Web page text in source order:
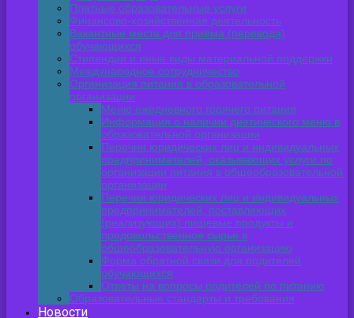
Платные образовательные услуги
Финансово-хозяйственная деятельность
Вакантные места для приёма (перевода)
обучающихся
Стипендии и иные виды материальной поддержки
Международное сотрудничество
Организация питания в образовательной
организации
Меню ежедневного горячего питания
Информация о наличии диетического меню в
образовательной организации
Перечни юридических лиц и индивидуальных
предпринимателей, оказывающих услуги по
организации питания в общеобразовательной
организации
Перечни юридических лиц и индивидуальных
предпринимателей, поставляющих
(реализующих) пищевые продукты и
продовольственное сырье в
общеобразовательную организацию
Форма обратной связи для родителей
обучающихся
Ответы на вопросы родителей по питанию
Образовательные стандарты и требования
Новости